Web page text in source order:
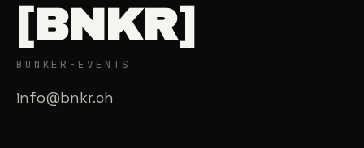
[BNKR]
BUNKER-EVENTS
info@bnkr.ch